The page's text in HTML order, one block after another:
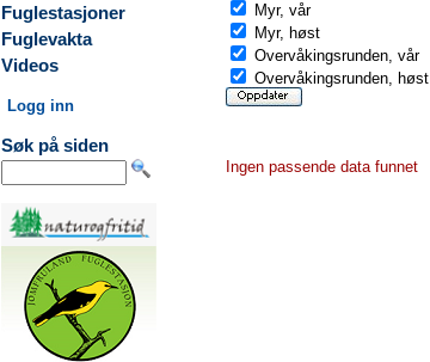
Fuglestasjoner
Fuglevakta
Videos
Logg inn
Søk på siden
Myr, vår
Myr, høst
Overvåkingsrunden, vår
Overvåkingsrunden, høst
Ingen passende data funnet